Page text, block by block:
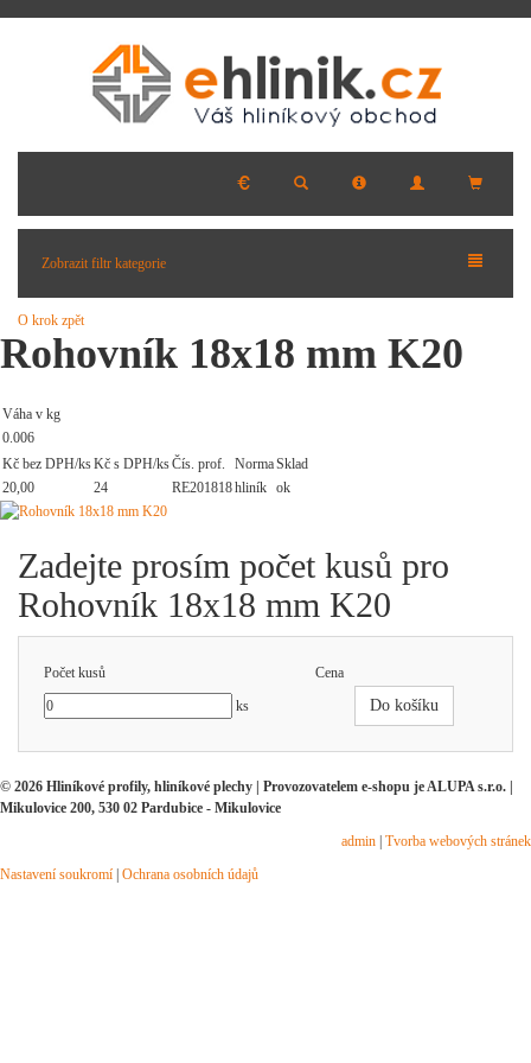
Zobrazit filtr kategorie
O krok zpět
Rohovník 18x18 mm K20
Váha v kg
0.006
Kč bez DPH/ksKč s DPH/ksČís. prof. NormaSklad
20,00
24 RE201818hliník ok
Zadejte prosím počet kusů pro
Rohovník 18x18 mm K20
Počet kusů
Cena
ks
Do košíku
© 2026 Hliníkové profily, hliníkové plechy | Provozovatelem e-shopu je ALUPA s.r.o. |
Mikulovice 200, 530 02 Pardubice - Mikulovice
admin Tvorba webových stránek
Nastavení soukromí Ochrana osobních údajů